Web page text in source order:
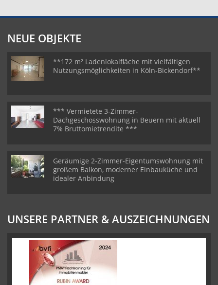
NEUE OBJEKTE
**172 m² Ladenlokalfläche mit vielfältigen
Nutzungsmöglichkeiten in Köln-Bickendorf**
*** Vermietete 3-Zimmer-
Dachgeschosswohnung in Beuern mit aktuell
7% Bruttomietrendite ***
Geräumige 2-Zimmer-Eigentumswohnung mit
großem Balkon, moderner Einbauküche und
idealer Anbindung
UNSERE PARTNER & AUSZEICHNUNGEN